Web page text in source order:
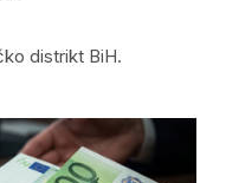
distrikt BiH.